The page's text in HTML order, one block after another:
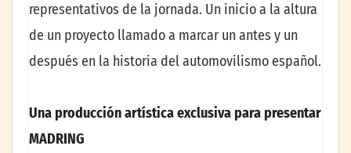
representativos de la jornada. Un inicio a la altura
de un proyecto llamado a marcar un antes y un
después en la historia del automovilismo español.
Una producción artística exclusiva para presentar
MADRING